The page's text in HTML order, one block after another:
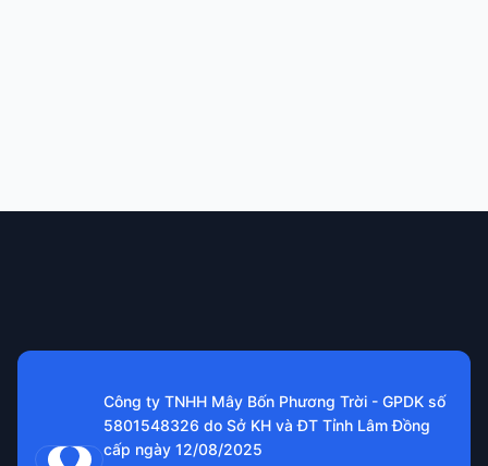
Công ty TNHH Mây Bốn Phương Trời - GPDK số
5801548326 do Sở KH và ĐT Tỉnh Lâm Đồng
cấp ngày 12/08/2025